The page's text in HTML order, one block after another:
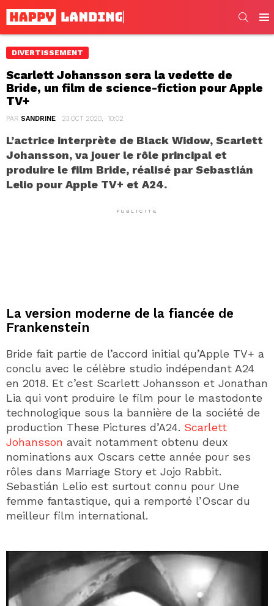
DIVERTISSEMENT
Scarlett Johansson sera la vedette de
Bride, un film de science-fiction pour Apple
TV+
PAR SANDRINE 23 OCT 2020, · 10:02
L’actrice interprète de Black Widow, Scarlett
Johansson, va jouer le rôle principal et
produire le film Bride, réalisé par Sebastián
Lelio pour Apple TV+ et A24.
PUBLICITÉ
La version moderne de la fiancée de
Frankenstein
Bride fait partie de l’accord initial qu’Apple TV+ a
conclu avec le célèbre studio indépendant A24
en 2018. Et c’est Scarlett Johansson et Jonathan
Lia qui vont produire le film pour le mastodonte
technologique sous la bannière de la société de
production These Pictures d’A24. Scarlett
Johansson avait notamment obtenu deux
nominations aux Oscars cette année pour ses
rôles dans Marriage Story et Jojo Rabbit.
Sebastián Lelio est surtout connu pour Une
femme fantastique, qui a remporté l’Oscar du
meilleur film international.